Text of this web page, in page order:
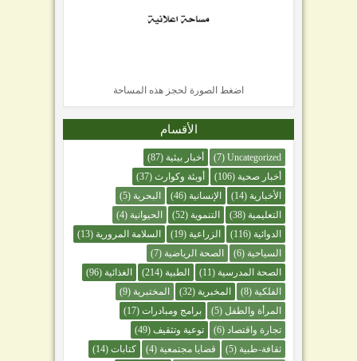
اضغط الصورة لحجز هذه المساحة
الأقسام
Uncategorized
(7) أخبار بيئية (87)
أخبار صحية (106) أوبئة وكوارث (37)
الأخبارية (14) الإنسانية (46) البحرية (5)
التعليمية (38) التنموية (52) الحيوانية (4)
الدوائية (116) الزراعية (19) السلامة المرورية (13)
السياحية (6) الصحة الرياضية (7)
الصحة المدرسية (11) الطبية (214) الغذائية (96)
الفلكية (8) المخبرية (32) المختبرية (9)
المرأة والطفل (5) برامج ومبادرات (17)
تجارة واقتصاد (6) توعية وتثقيف (49)
ثقافة-طبية (5) قضايا مجتمعية (4) كتابات (14)